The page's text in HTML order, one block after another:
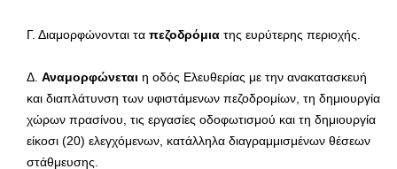
Γ. Διαμορφώνονται τα πεζοδρόμια της ευρύτερης περιοχής.
Δ. Αναμορφώνεται η οδός Ελευθερίας με την ανακατασκευή
και διαπλάτυνση των υφιστάμενων πεζοδρομίων, τη δημιουργία
χώρων πρασίνου, τις εργασίες οδοφωτισμού και τη δημιουργία
είκοσι (20) ελεγχόμενων, κατάλληλα διαγραμμισμένων θέσεων
στάθμευσης.